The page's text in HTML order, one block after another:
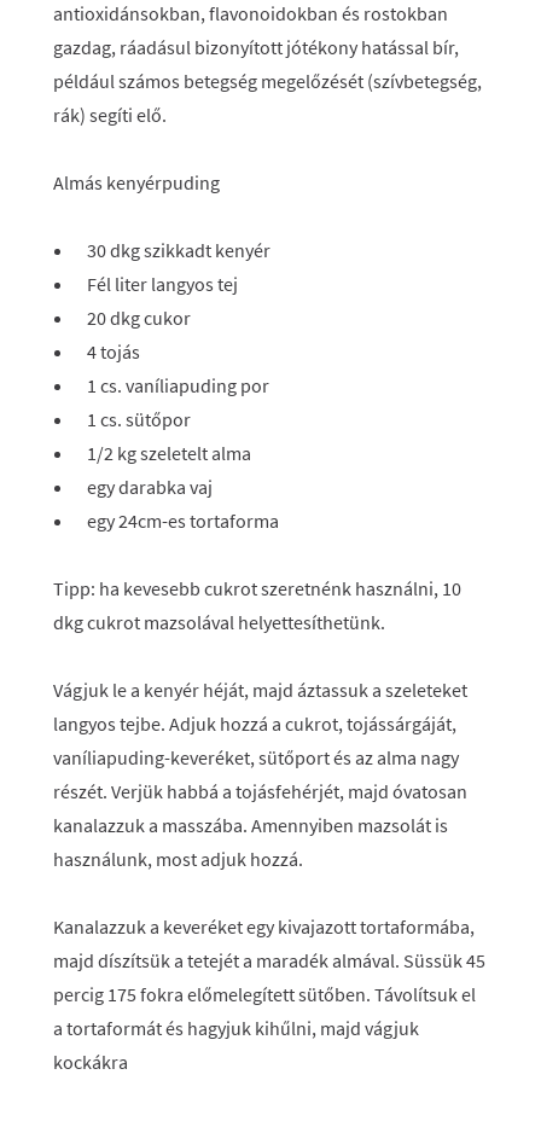
antioxidánsokban, flavonoidokban és rostokban
gazdag, ráadásul bizonyított jótékony hatással bír,
például számos betegség megelőzését (szívbetegség,
rák) segíti elő.
Almás kenyérpuding
30 dkg szikkadt kenyér
Fél liter langyos tej
20 dkg cukor
4 tojás
1 cs. vaníliapuding por
1 cs. sütőpor
1/2 kg szeletelt alma
egy darabka vaj
egy 24cm-es tortaforma
Tipp: ha kevesebb cukrot szeretnénk használni, 10
dkg cukrot mazsolával helyettesíthetünk.
Vágjuk le a kenyér héját, majd áztassuk a szeleteket
langyos tejbe. Adjuk hozzá a cukrot, tojássárgáját,
vaníliapuding-keveréket, sütőport és az alma nagy
részét. Verjük habbá a tojásfehérjét, majd óvatosan
kanalazzuk a masszába. Amennyiben mazsolát is
használunk, most adjuk hozzá.
Kanalazzuk a keveréket egy kivajazott tortaformába,
majd díszítsük a tetejét a maradék almával. Süssük 45
percig 175 fokra előmelegített sütőben. Távolítsuk el
a tortaformát és hagyjuk kihűlni, majd vágjuk
kockákra